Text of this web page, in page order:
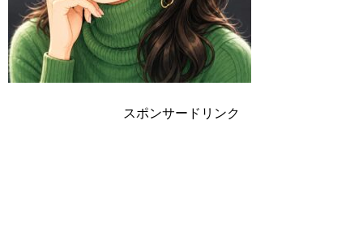
スポンサードリンク